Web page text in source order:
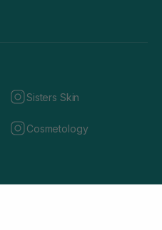
Sisters Skin
Cosmetology